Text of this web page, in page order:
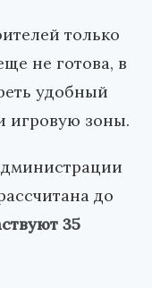
только
не готова, в
удобный
игровую зоны.
до
35